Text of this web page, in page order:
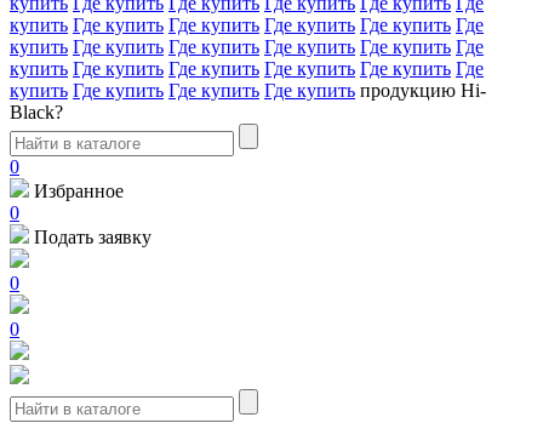
купить Где купить Где купить Где купить Где купить Где
купить Где купить Где купить Где купить Где купить Где
купить Где купить Где купить Где купить Где купить Где
купить Где купить Где купить Где купить продукцию Hi-
Black?
0
Избранное
0
Подать заявку
0
0